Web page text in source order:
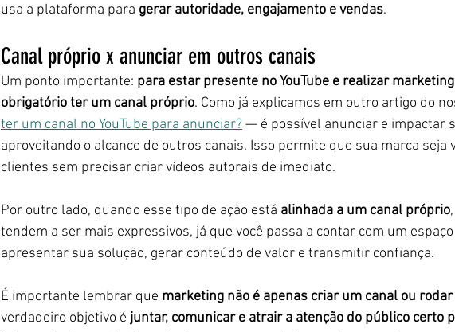
usa a plataforma para gerar autoridade, engajamento e vendas.
Canal próprio x anunciar em outros canais
Um ponto importante: para estar presente no YouTube e realizar
obrigatório ter um canal próprio. Como já explicamos em outro artigo do
ter um canal no YouTube para anunciar? — é possível anunciar e impactar
aproveitando o alcance de outros canais. Isso permite que sua marca seja
clientes sem precisar criar vídeos autorais de imediato.
Por outro lado, quando esse tipo de ação está alinhada a um canal próprio
tendem a ser mais expressivos, já que você passa a contar com um
apresentar sua solução, gerar conteúdo de valor e transmitir confiança.
É importante lembrar que marketing não é apenas criar um canal ou
verdadeiro objetivo é juntar, comunicar e atrair a atenção do público certo